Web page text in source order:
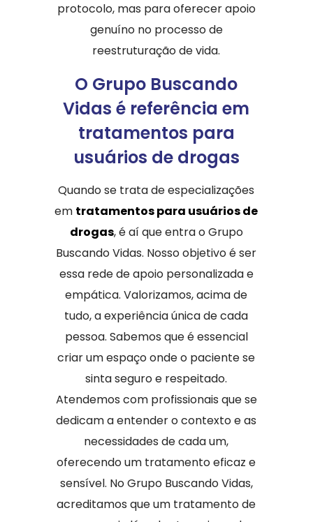
protocolo, mas para oferecer apoio
genuíno no processo de
reestruturação de vida.
O Grupo Buscando
Vidas é referência em
tratamentos para
usuários de drogas
Quando se trata de especializações
em tratamentos para usuários de
drogas, é aí que entra o Grupo
Buscando Vidas. Nosso objetivo é ser
essa rede de apoio personalizada e
empática. Valorizamos, acima de
tudo, a experiência única de cada
pessoa. Sabemos que é essencial
criar um espaço onde o paciente se
sinta seguro e respeitado.
Atendemos com profissionais que se
dedicam a entender o contexto e as
necessidades de cada um,
oferecendo um tratamento eficaz e
sensível. No Grupo Buscando Vidas,
acreditamos que um tratamento de